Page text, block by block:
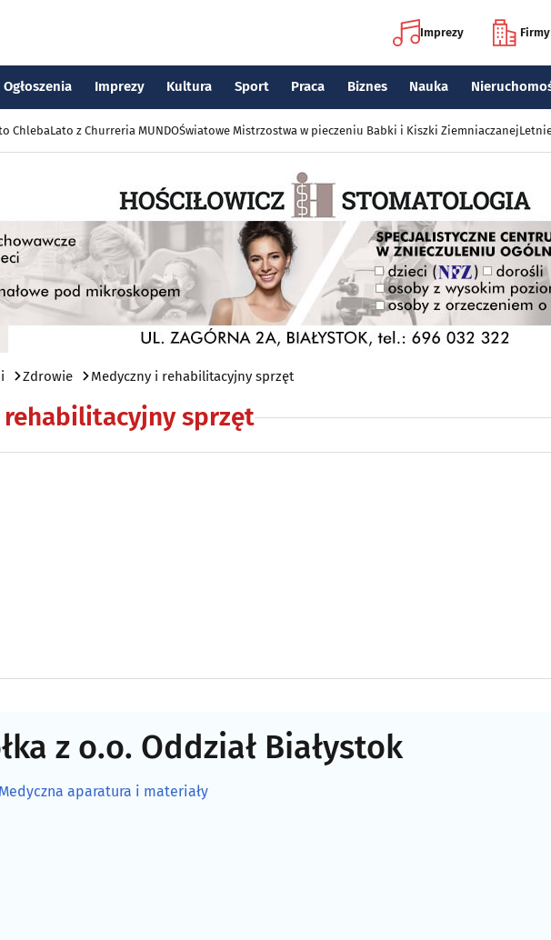
Imprezy Firmy
Ogłoszenia Imprezy Kultura Sport Praca Biznes Nauka
ChlebaLato z Churreria MUNDOŚwiatowe Mistrzostwa w pieczeniu Babki i Kiszki Ziemniaczanej
Zdrowie Medyczny i rehabilitacyjny sprzęt
rehabilitacyjny sprzęt
z o.o. Oddział Białystok
Medyczna aparatura i materiały